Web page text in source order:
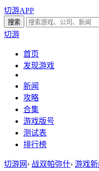
切游APP
切游
首页
发现游戏
新闻
攻略
合集
游戏版号
测试表
排行榜
切游网 › 战双帕弥什› 游戏新